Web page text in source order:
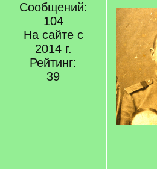
Сообщений:
104
На сайте с
2014 г.
Рейтинг:
39